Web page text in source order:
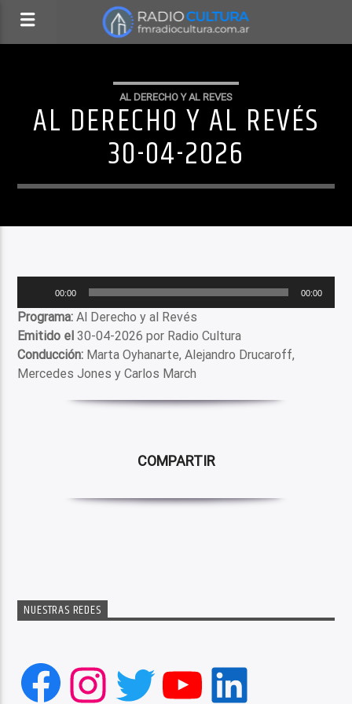
AL DERECHO Y AL REVES
AL DERECHO Y AL REVÉS
30-04-2026
audio
00:00 00:00
Programa: Al Derecho y al Revés
Emitido el30-04-2026 por Radio Cultura
Conducción: Marta Oyhanarte, Alejandro Drucaroff,
Mercedes Jones y Carlos March
COMPARTIR
NUESTRAS REDES
Facebook
Instagram
Twitter
YouTube
LinkedIn